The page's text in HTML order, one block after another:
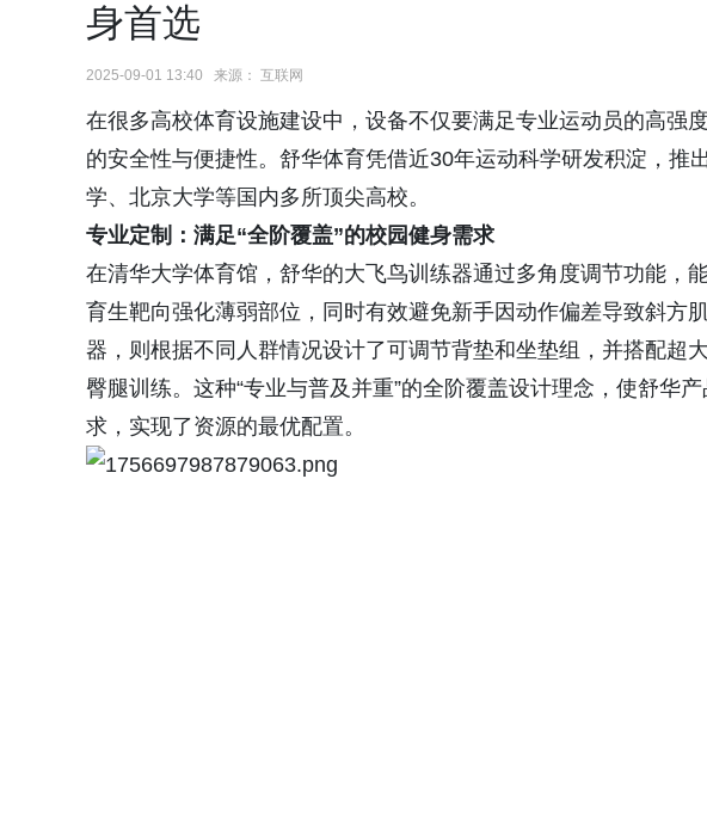
身首选
2025-09-01 13:40 来源： 互联网
在很多高校体育设施建设中，设备不仅要满足专业运动员的高强
的安全性与便捷性。舒华体育凭借近30年运动科学研发积淀，推
学、北京大学等国内多所顶尖高校。
专业定制：满足“全阶覆盖”的校园健身需求
在清华大学体育馆，舒华的大飞鸟训练器通过多角度调节功能，
育生靶向强化薄弱部位，同时有效避免新手因动作偏差导致斜方
器，则根据不同人群情况设计了可调节背垫和坐垫组，并搭配超
臀腿训练。这种“专业与普及并重”的全阶覆盖设计理念，使舒华
求，实现了资源的最优配置。